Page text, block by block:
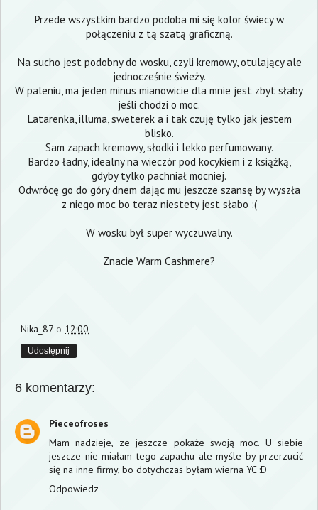
Przede wszystkim bardzo podoba mi się kolor świecy w
połączeniu z tą szatą graficzną.
Na sucho jest podobny do wosku, czyli kremowy, otulający ale
jednocześnie świeży.
W paleniu, ma jeden minus mianowicie dla mnie jest zbyt słaby
jeśli chodzi o moc.
Latarenka, illuma, sweterek a i tak czuję tylko jak jestem
blisko.
Sam zapach kremowy, słodki i lekko perfumowany.
Bardzo ładny, idealny na wieczór pod kocykiem i z książką,
gdyby tylko pachniał mocniej.
Odwrócę go do góry dnem dając mu jeszcze szansę by wyszła
z niego moc bo teraz niestety jest słabo :(
W wosku był super wyczuwalny.
Znacie Warm Cashmere?
Nika_87 o 12:00
Udostępnij
6 komentarzy:
Pieceofroses
Mam nadzieje, ze jeszcze pokaże swoją moc. U siebie
jeszcze nie miałam tego zapachu ale myśle by przerzucić
się na inne firmy, bo dotychczas byłam wierna YC :D
Odpowiedz